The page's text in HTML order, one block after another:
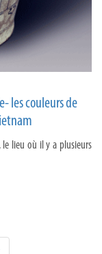
les couleurs de
le lieu où il y a plusieurs